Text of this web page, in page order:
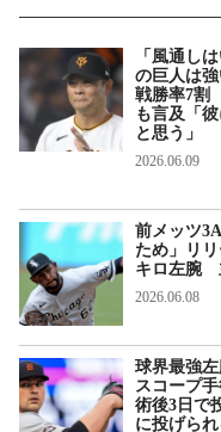
「風通し
の巨人は
戦勝率7割
も言及「
と思う」
2026.06.09
前メッツ
ため」リ
キロ左腕
2026.06.08
球界最強
スコープ
術後3日で
に投げられ